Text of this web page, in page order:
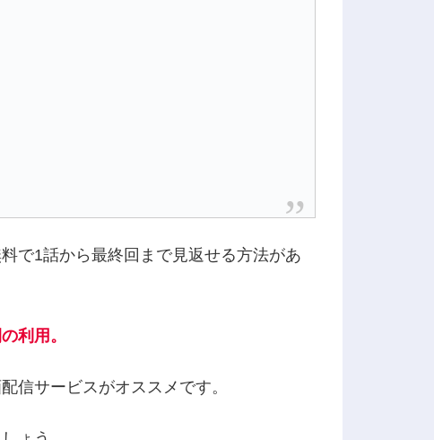
で1話から最終回まで見返せる方法があ
利用。
信サービスがオススメです。